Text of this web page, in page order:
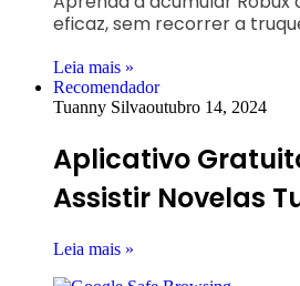
eficaz, sem recorrer a
Leia mais »
Recomendador
Tuanny Silvaoutubro 14, 2024
Aplicativo
Assistir Novelas
Leia mais »